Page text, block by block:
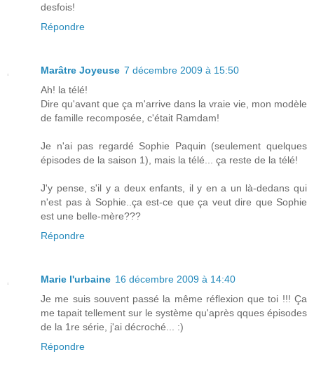
desfois!
Répondre
Marâtre Joyeuse 7 décembre 2009 à 15:50
Ah! la télé!
Dire qu'avant que ça m'arrive dans la vraie vie, mon modèle
de famille recomposée, c'était Ramdam!
Je n'ai pas regardé Sophie Paquin (seulement quelques
épisodes de la saison 1), mais la télé... ça reste de la télé!
J'y pense, s'il y a deux enfants, il y en a un là-dedans qui
n'est pas à Sophie..ça est-ce que ça veut dire que Sophie
est une belle-mère???
Répondre
Marie l'urbaine 16 décembre 2009 à 14:40
Je me suis souvent passé la même réflexion que toi !!! Ça
me tapait tellement sur le système qu'après qques épisodes
de la 1re série, j'ai décroché... :)
Répondre